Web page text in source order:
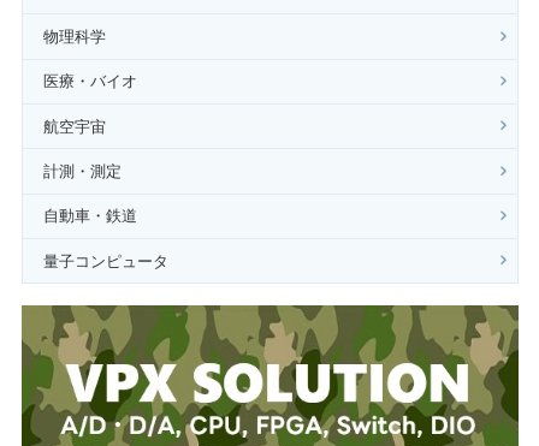
物理科学
医療・バイオ
航空宇宙
計測・測定
自動車・鉄道
量子コンピュータ